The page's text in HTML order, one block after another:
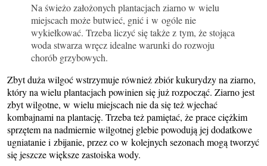
Na świeżo założonych plantacjach ziarno w wielu
miejscach może butwieć, gnić i w ogóle nie
wykiełkować. Trzeba liczyć się także z tym, że stojąca
woda stwarza wręcz idealne warunki do rozwoju
chorób grzybowych.
Zbyt duża wilgoć wstrzymuje również zbiór kukurydzy na ziarno,
który na wielu plantacjach powinien się już rozpocząć. Ziarno jest
zbyt wilgotne, w wielu miejscach nie da się też wjechać
kombajnami na plantację. Trzeba też pamiętać, że prace ciężkim
sprzętem na nadmiernie wilgotnej glebie powodują jej dodatkowe
ugniatanie i zbijanie, przez co w kolejnych sezonach mogą tworzyć
się jeszcze większe zastoiska wody.